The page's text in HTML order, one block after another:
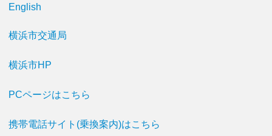
English
横浜市交通局
横浜市HP
PCページはこちら
携帯電話サイト(乗換案内)はこちら